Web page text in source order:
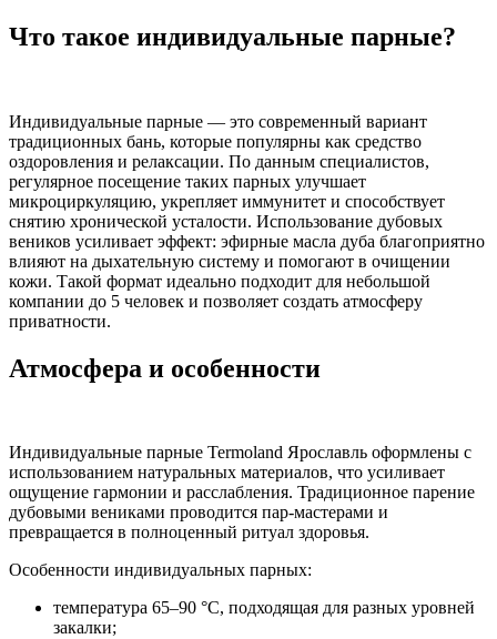
Что такое индивидуальные парные?
Индивидуальные парные — это современный вариант
традиционных бань, которые популярны как средство
оздоровления и релаксации. По данным специалистов,
регулярное посещение таких парных улучшает
микроциркуляцию, укрепляет иммунитет и способствует
снятию хронической усталости. Использование дубовых
веников усиливает эффект: эфирные масла дуба благоприятно
влияют на дыхательную систему и помогают в очищении
кожи. Такой формат идеально подходит для небольшой
компании до 5 человек и позволяет создать атмосферу
приватности.
Атмосфера и особенности
Индивидуальные парные Termoland Ярославль оформлены с
использованием натуральных материалов, что усиливает
ощущение гармонии и расслабления. Традиционное парение
дубовыми вениками проводится пар-мастерами и
превращается в полноценный ритуал здоровья.
Особенности индивидуальных парных:
температура 65–90 °C, подходящая для разных уровней
закалки;